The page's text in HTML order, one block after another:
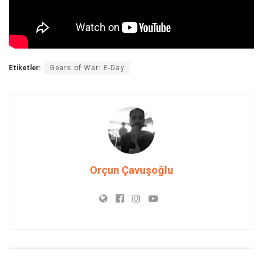
Etiketler: Gears of War: E-Day
Orçun Çavuşoğlu